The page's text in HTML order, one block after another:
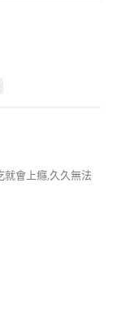
就會上癮,久久無法